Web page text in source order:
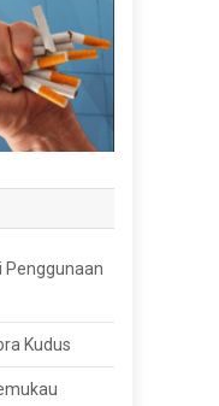
Penggunaan
Kudus